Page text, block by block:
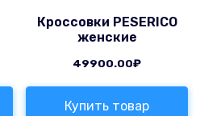
Кроссовки PESERICO
женские
49900.00₽
Купить товар